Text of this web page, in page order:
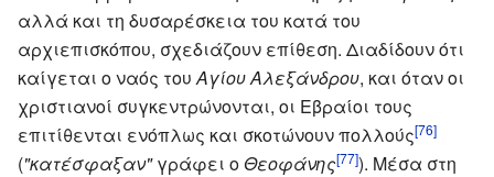
αλλά και τη δυσαρέσκεια του κατά του
αρχιεπισκόπου, σχεδιάζουν επίθεση. Διαδίδουν ότι
καίγεται ο ναός του Αγίου Αλεξάνδρου, και όταν οι
χριστιανοί συγκεντρώνονται, οι Εβραίοι τους
επιτίθενται ενόπλως και σκοτώνουν πολλούς[76]
("κατέσφαξαν"γράφει ο Θεοφάνης[77]). Μέσα στη